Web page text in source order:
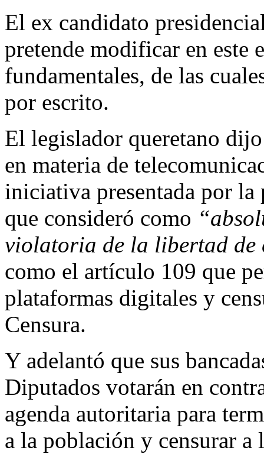
El ex candidato
pretende modificar en este
fundamentales, de las
por escrito.
El legislador queretano
en materia de
iniciativa presentada por la
que consideró como
violatoria de la libertad de
como el artículo 109 que
plataformas digitales y
Censura.
Y adelantó que sus
Diputados votarán en
agenda autoritaria para
a la población y censurar a